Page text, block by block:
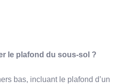
le plafond du sous-sol ?
bas, incluant le plafond d’un